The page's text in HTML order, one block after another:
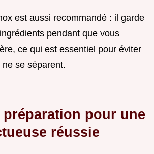
est aussi recommandé : il garde
pendant que vous
ce qui est essentiel pour éviter
se séparent.
préparation pour une
réussie